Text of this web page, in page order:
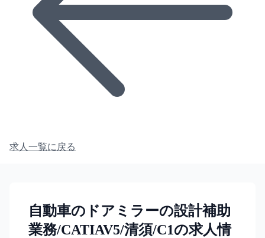
求人一覧に戻る
自動車のドアミラーの設計補助
業務/CATIAV5/清須/C1の求人情